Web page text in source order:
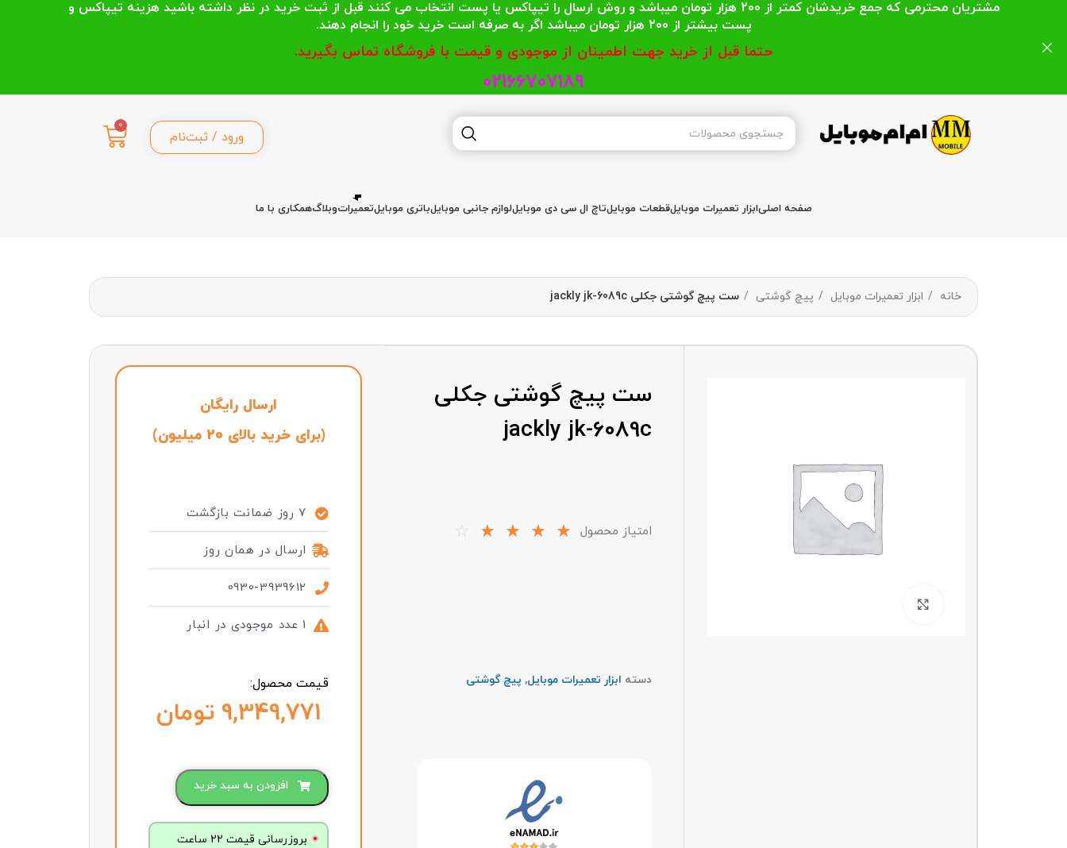
ورود / ثبت‌نام
0
صفحه اصلیابزار تعمیرات موبایلقطعات موبایلتاچ ال سی دی موبایللوازم جانبی موبایلباتری موبایلتعمیراتوبلاگهمکاری با ما
خانه ابزار تعمیرات موبایل پیچ گوشتی ست پیچ گوشتی جکلی jackly jk-6089c
ست پیچ گوشتی جکلی
jackly jk-6089c
امتیاز محصول ☆
☆
☆
☆
☆
دسته ابزار تعمیرات موبایل, پیچ گوشتی
ارسال رایگان
(برای خرید بالای 20 میلیون)
7 روز ضمانت بازگشت
ارسال در همان روز
0930-3939612
1 عدد موجودی در انبار
قیمت محصول:
تومان
افزودن به سبد خرید
بروزرسانی قیمت 22 ساعت
مشتریان محترمی که جمع خریدشان کمتر از 200 هزار تومان میباشد و روش ارسال را تیپاکس یا پست انتخاب می کنند قبل از ثبت خرید در نظر داشته باشید هزینه تیپاکس و
پست بیشتر از 200 هزار تومان میباشد اگر به صرفه است خرید خود را انجام دهند.
حتما قبل از خرید جهت اطمینان از موجودی و قیمت با فروشگاه تماس بگیرید.
02166707189